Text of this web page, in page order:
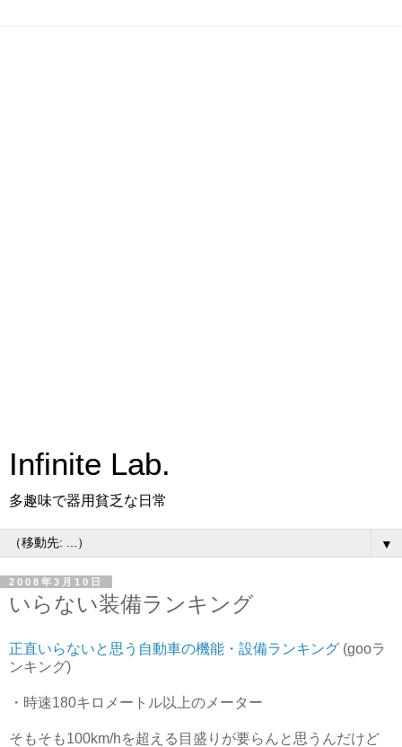
Infinite Lab.
多趣味で器用貧乏な日常
▼
2008年3月10日
いらない装備ランキング
正直いらないと思う自動車の機能・設備ランキング (gooラ
ンキング)
・時速180キロメートル以上のメーター
そもそも100km/hを超える目盛りが要らんと思うんだけど